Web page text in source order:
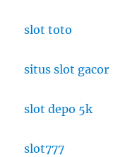
slot toto
situs slot gacor
slot depo 5k
slot777